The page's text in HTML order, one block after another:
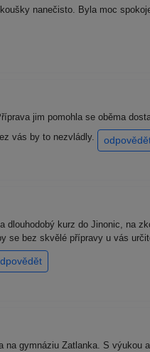
nanečisto. Byla moc
jim pomohla se oběma
vás by to nezvládly.
dlouhodobý kurz do Jinonic, na
se bez skvělé přípravy u vás
na gymnáziu Zatlanka. S výukou